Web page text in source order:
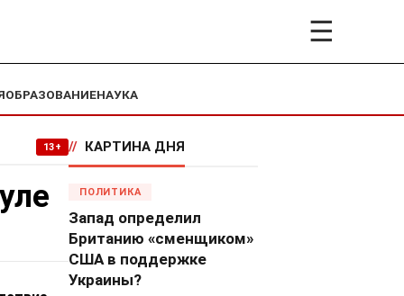
☰
ОБРАЗОВАНИЕНАУКА
13+ // КАРТИНА ДНЯ
ПОЛИТИКА
Запад определил
Британию «сменщиком»
США в поддержке
Украины?